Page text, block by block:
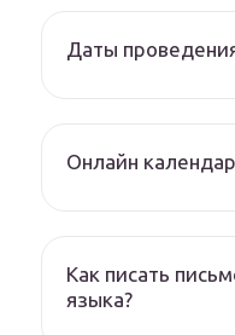
Даты
Онлайн
Как писать
языка?